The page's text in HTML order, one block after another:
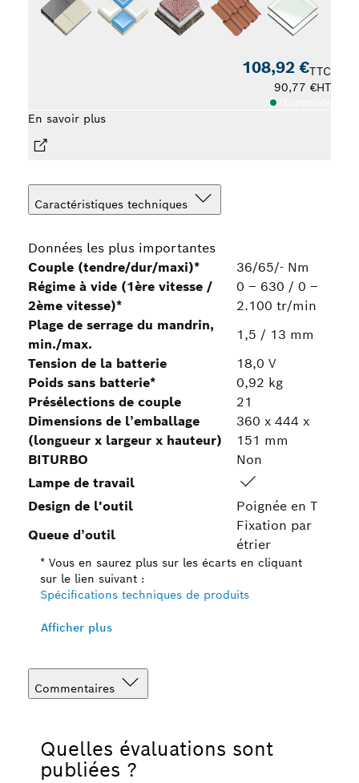
108,92 €TTC
90,77 €HT
En savoir plus
Caractéristiques techniques
Données les plus importantes
Couple (tendre/dur/maxi)*
36/65/- Nm
Régime à vide (1ère vitesse /
2ème vitesse)*
0 – 630 / 0 –
2.100 tr/min
Plage de serrage du mandrin,
min./max.
1,5 / 13 mm
Tension de la batterie
18,0 V
Poids sans batterie*
0,92 kg
Présélections de couple
21
Dimensions de l’emballage
(longueur x largeur x hauteur)
360 x 444 x
151 mm
BITURBO
Non
Lampe de travail
Design de l'outil
Poignée en T
Queue d’outil
Fixation par
étrier
* Vous en saurez plus sur les écarts en cliquant
sur le lien suivant :
Spécifications techniques de produits
Afficher plus
Commentaires
Quelles évaluations sont
publiées ?